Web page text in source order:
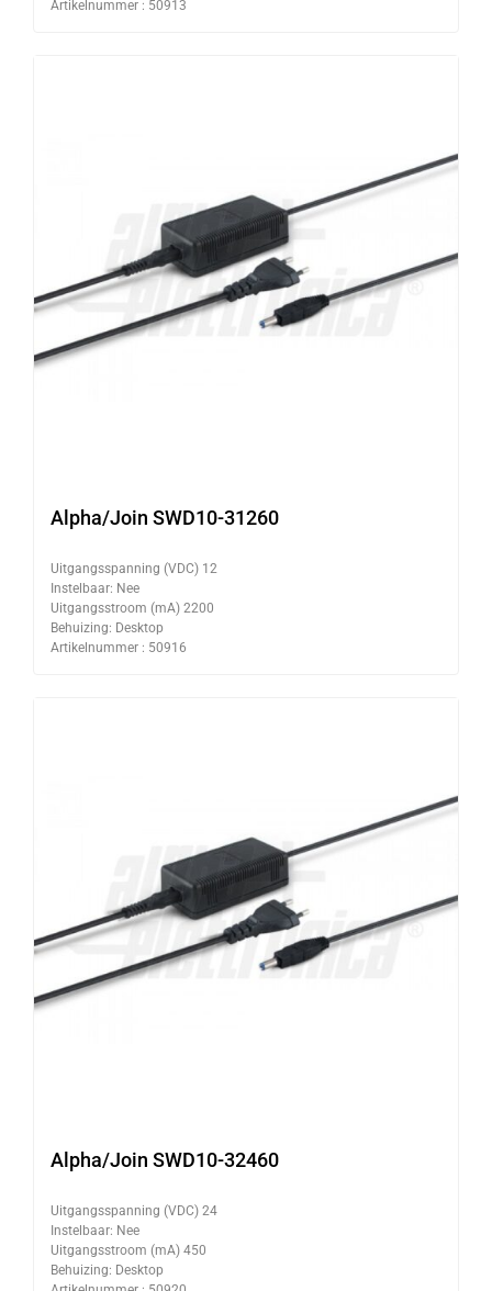
Artikelnummer : 50913
Alpha/Join SWD10-31260
Uitgangsspanning (VDC) 12
Instelbaar: Nee
Uitgangsstroom (mA) 2200
Behuizing: Desktop
Artikelnummer : 50916
Alpha/Join SWD10-32460
Uitgangsspanning (VDC) 24
Instelbaar: Nee
Uitgangsstroom (mA) 450
Behuizing: Desktop